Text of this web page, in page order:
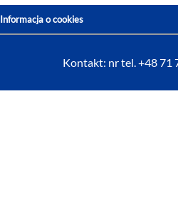
Informacja o cookies
Kontakt: nr tel. +48 71